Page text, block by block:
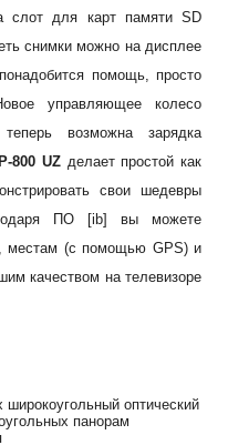
слот для карт памяти SD
снимки можно на дисплее
помощь, просто
управляющее колесо
возможна зарядка
800 UZделает простой как
свои шедевры
ПО [ib] вы можете
местам (с помощью GPS) и
качеством на телевизоре
оптический
панорам